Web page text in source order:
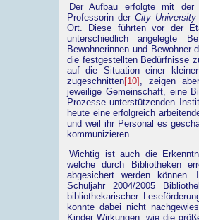
Der Aufbau erfolgte mit der
Professorin der City
Ort. Diese führten vor der
unterschiedlich angelegte
Bewohnerinnen und Bewohner
die festgestellten Bedürfnisse
auf die Situation einer
zugeschnitten[10] , zeigen
jeweilige Gemeinschaft, eine
Prozesse unterstützenden
heute eine erfolgreich
und weil ihr Personal es
kommunizieren.
Wichtig ist auch die
welche durch Bibliotheken
abgesichert werden
Schuljahr 2004/2005
bibliothekarischer
konnte dabei nicht
Kinder Wirkungen, wie die